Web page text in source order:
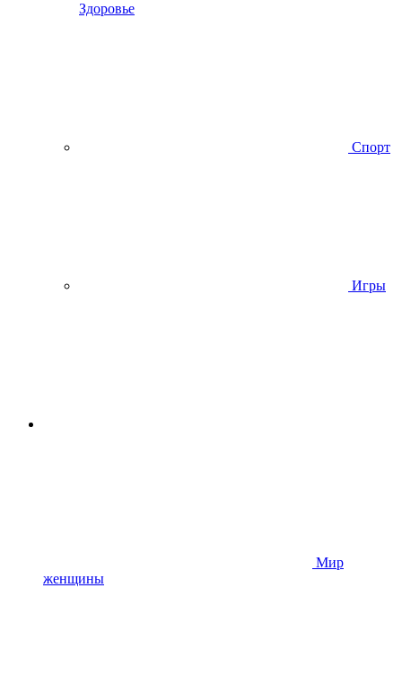
Здоровье
Спорт
Игры
Мир
женщины